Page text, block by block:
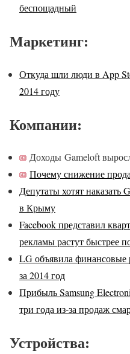
беспощадный
Маркетинг:
Откуда шли люди в App
2014 году
Компании:
Доходы Gameloft
Почему снижение
Депутаты хотят наказать
в Крыму
Facebook представил
рекламы растут быстрее
LG объявила финансовые
за 2014 год
Прибыль Samsung
три года из-за продаж
Устройства: